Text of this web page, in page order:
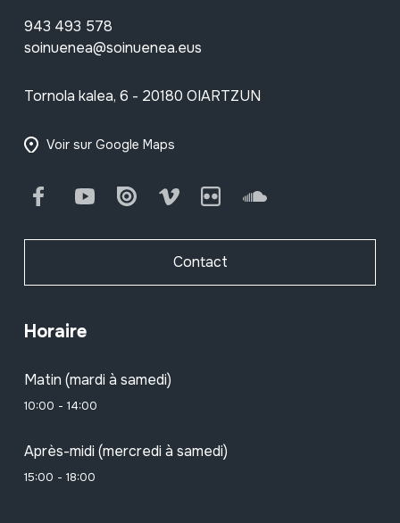
943 493 578
soinuenea@soinuenea.eus
Tornola kalea, 6 - 20180 OIARTZUN
Voir sur Google Maps
FacebookYoutube Issuu Vimeo Flickr SoundCloud
Contact
Horaire
Matin (mardi à samedi)
10:00 - 14:00
Après-midi (mercredi à samedi)
15:00 - 18:00